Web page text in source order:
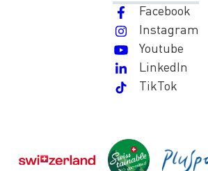
Facebook
Instagram
Youtube
LinkedIn
TikTok